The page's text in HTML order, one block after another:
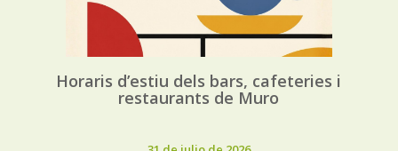
Horaris d’estiu dels bars, cafeteries i
restaurants de Muro